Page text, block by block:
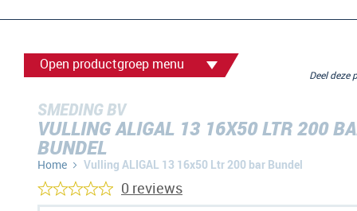
Open productgroep menu
SMEDING BV
VULLING ALIGAL 13 16X50 LTR 200
BUNDEL
Home Vulling ALIGAL 13 16x50 Ltr 200 bar Bundel
Deel
0 reviews